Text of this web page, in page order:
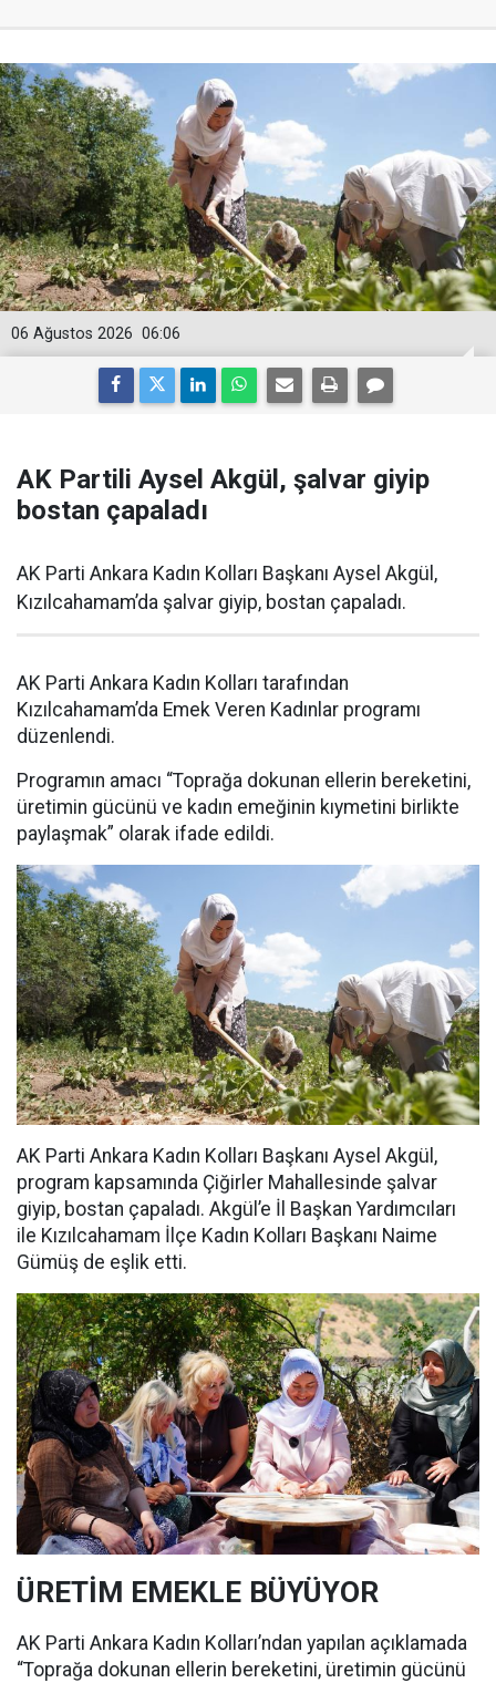
06:06
06 Ağustos 2026
AK Partili Aysel Akgül, şalvar giyip
bostan çapaladı
AK Parti Ankara Kadın Kolları Başkanı Aysel Akgül,
Kızılcahamam’da şalvar giyip, bostan çapaladı.
AK Parti Ankara Kadın Kolları tarafından
Kızılcahamam’da Emek Veren Kadınlar programı
düzenlendi.
Programın amacı “Toprağa dokunan ellerin bereketini,
üretimin gücünü ve kadın emeğinin kıymetini birlikte
paylaşmak” olarak ifade edildi.
AK Parti Ankara Kadın Kolları Başkanı Aysel Akgül,
program kapsamında Çiğirler Mahallesinde şalvar
giyip, bostan çapaladı. Akgül’e İl Başkan Yardımcıları
ile Kızılcahamam İlçe Kadın Kolları Başkanı Naime
Gümüş de eşlik etti.
ÜRETİM EMEKLE BÜYÜYOR
AK Parti Ankara Kadın Kolları’ndan yapılan açıklamada
“Toprağa dokunan ellerin bereketini, üretimin gücünü